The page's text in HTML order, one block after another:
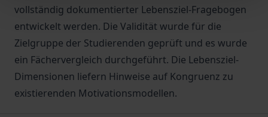
vollständig dokumentierter Lebensziel-Fragebogen
entwickelt werden. Die Validität wurde für die
Zielgruppe der Studierenden geprüft und es wurde
ein Fächervergleich durchgeführt. Die Lebensziel-
Dimensionen liefern Hinweise auf Kongruenz zu
existierenden Motivationsmodellen.